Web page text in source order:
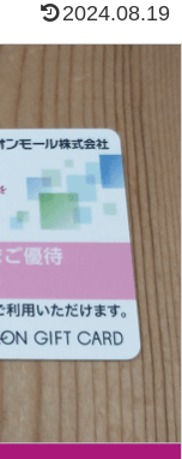
2024.08.19